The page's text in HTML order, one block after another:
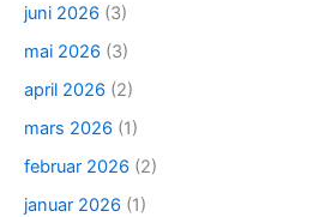
juni 2026 (3)
mai 2026 (3)
april 2026 (2)
mars 2026 (1)
februar 2026 (2)
januar 2026 (1)